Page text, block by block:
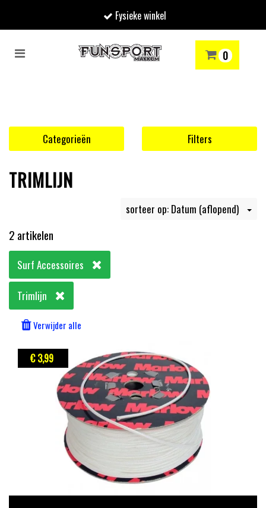
Fysieke winkel
Toggle
0
Uw winkelwagen is leeg.
SKIËN WINTERSPORTSHOP
Categorieën Filters
TRIMLIJN
sorteer op: Datum (aflopend)
2 artikelen
Surf Accessoires
Trimlijn
Verwijder alle
€ 3,99